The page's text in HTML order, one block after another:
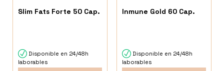
Slim Fats Forte 50 Cap.
Disponible en 24/48h
laborables
Inmune Gold 60 Cap.
Disponible en 24/48h
laborables